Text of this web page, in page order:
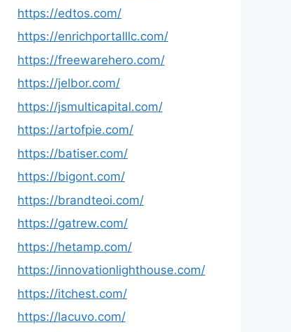
https://edtos.com/
https://enrichportalllc.com/
https://freewarehero.com/
https://jelbor.com/
https://jsmulticapital.com/
https://artofpie.com/
https://batiser.com/
https://bigont.com/
https://brandteoi.com/
https://gatrew.com/
https://hetamp.com/
https://innovationlighthouse.com/
https://itchest.com/
https://lacuvo.com/